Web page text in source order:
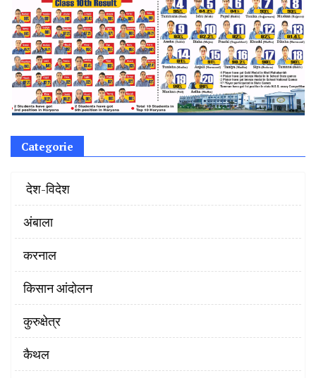
Categorie
‌ देश-विदेश
अंबाला
करनाल
किसान आंदोलन
कुरुक्षेत्र
कैथल